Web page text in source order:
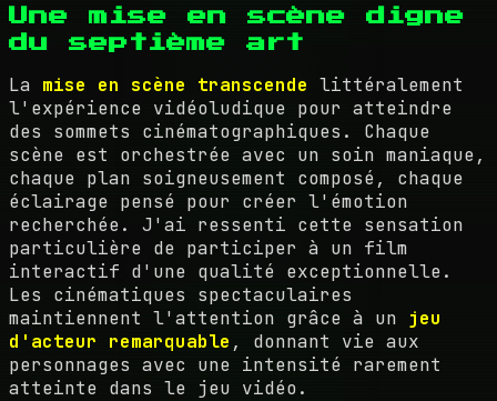
Une mise en scène digne
du septième art
La mise en scène transcende littéralement
l'expérience vidéoludique pour atteindre
des sommets cinématographiques. Chaque
scène est orchestrée avec un soin maniaque,
chaque plan soigneusement composé, chaque
éclairage pensé pour créer l'émotion
recherchée. J'ai ressenti cette sensation
particulière de participer à un film
interactif d'une qualité exceptionnelle.
Les cinématiques spectaculaires
maintiennent l'attention grâce à un jeu
d'acteur remarquable , donnant vie aux
personnages avec une intensité rarement
atteinte dans le jeu vidéo.